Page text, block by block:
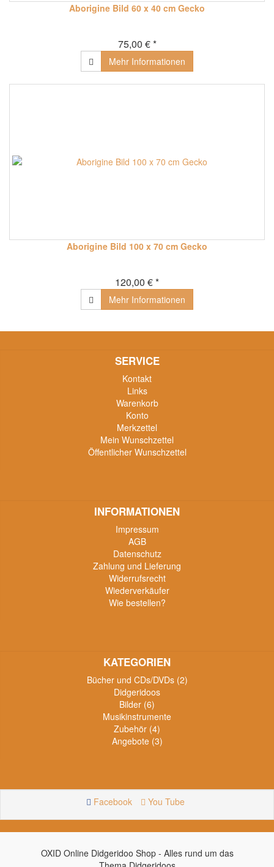
Aborigine Bild 60 x 40 cm Gecko
75,00 € *
Mehr Informationen
Aborigine Bild 100 x 70 cm Gecko
120,00 € *
Mehr Informationen
SERVICE
Kontakt
Links
Warenkorb
Konto
Merkzettel
Mein Wunschzettel
Öffentlicher Wunschzettel
INFORMATIONEN
Impressum
AGB
Datenschutz
Zahlung und Lieferung
Widerrufsrecht
Wiederverkäufer
Wie bestellen?
KATEGORIEN
Bücher und CDs/DVDs (2)
Didgeridoos
Bilder (6)
Musikinstrumente
Zubehör (4)
Angebote (3)
Facebook You Tube
OXID Online Didgeridoo Shop - Alles rund um das